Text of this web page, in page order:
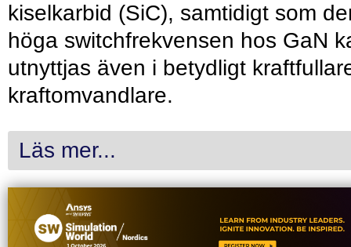
kiselkarbid (SiC), samtidigt som
höga switchfrekvensen hos GaN
utnyttjas även i betydligt
kraftomvandlare.
Läs mer...